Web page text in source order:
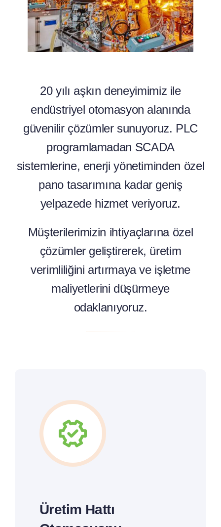
20 yılı aşkın deneyimimiz ile
endüstriyel otomasyon alanında
güvenilir çözümler sunuyoruz. PLC
programlamadan SCADA
sistemlerine, enerji yönetiminden özel
pano tasarımına kadar geniş
yelpazede hizmet veriyoruz.
Müşterilerimizin ihtiyaçlarına özel
çözümler geliştirerek, üretim
verimliliğini artırmaya ve işletme
maliyetlerini düşürmeye
odaklanıyoruz.
Üretim Hattı